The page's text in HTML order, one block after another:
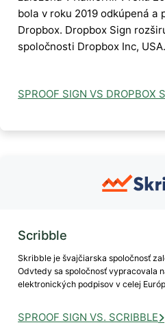
bola v roku 2019 odkúpená a
Dropbox. Dropbox Sign
spoločnosti Dropbox Inc, USA.
SPROOF SIGN VS DROPBOX
Scribble
Skribble je švajčiarska spoločnosť
Odvtedy sa spoločnosť vypracovala
elektronických podpisov v celej
SPROOF SIGN VS. SCRIBBLE